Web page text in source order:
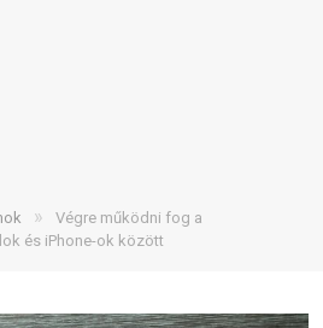
»
Végre működni fog a
és iPhone-ok között